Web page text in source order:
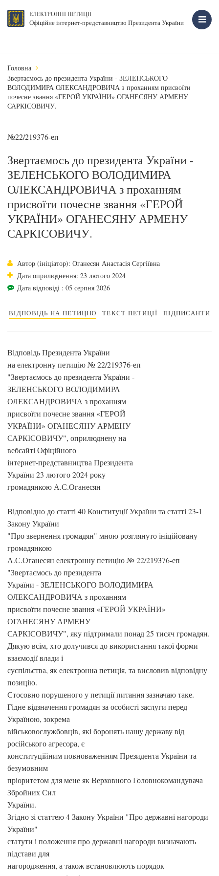
ЕЛЕКТРОННІ ПЕТИЦІЇ
Офіційне інтернет-представництво Президента України
Головна
Звертаємось до президента України - ЗЕЛЕНСЬКОГО
ВОЛОДИМИРА ОЛЕКСАНДРОВИЧА з проханням присвоїти
почесне звання «ГЕРОЙ УКРАЇНИ» ОГАНЕСЯНУ АРМЕНУ
САРКІСОВИЧУ.
№22/219376-еп
Звертаємось до президента України -
ЗЕЛЕНСЬКОГО ВОЛОДИМИРА
ОЛЕКСАНДРОВИЧА з проханням
присвоїти почесне звання «ГЕРОЙ
УКРАЇНИ» ОГАНЕСЯНУ АРМЕНУ
САРКІСОВИЧУ.
Автор (ініціатор): Оганесян Анастасія Сергіївна
Дата оприлюднення: 23 лютого 2024
Дата відповіді : 05 серпня 2026
ВІДПОВІДЬ НА ПЕТИЦІЮ ТЕКСТ ПЕТИЦІЇ ПІДПИСАНТИ
Відповідь Президента України
на електронну петицію № 22/219376-еп
"Звертаємось до президента України -
ЗЕЛЕНСЬКОГО ВОЛОДИМИРА
ОЛЕКСАНДРОВИЧА з проханням
присвоїти почесне звання «ГЕРОЙ
УКРАЇНИ» ОГАНЕСЯНУ АРМЕНУ
САРКІСОВИЧУ", оприлюднену на
вебсайті Офіційного
інтернет-представництва Президента
України 23 лютого 2024 року
громадянкою А.С.Оганесян
Відповідно до статті 40 Конституції України та статті 23-1
Закону України
"Про звернення громадян" мною розглянуто ініційовану
громадянкою
А.С.Оганесян електронну петицію № 22/219376-еп
"Звертаємось до президента
України - ЗЕЛЕНСЬКОГО ВОЛОДИМИРА
ОЛЕКСАНДРОВИЧА з проханням
присвоїти почесне звання «ГЕРОЙ УКРАЇНИ»
ОГАНЕСЯНУ АРМЕНУ
САРКІСОВИЧУ", яку підтримали понад 25 тисяч громадян.
Дякую всім, хто долучився до використання такої форми
взаємодії влади і
суспільства, як електронна петиція, та висловив відповідну
позицію.
Стосовно порушеного у петиції питання зазначаю таке.
Гідне відзначення громадян за особисті заслуги перед
Україною, зокрема
військовослужбовців, які боронять нашу державу від
російського агресора, є
конституційним повноваженням Президента України та
безумовним
пріоритетом для мене як Верховного Головнокомандувача
Збройних Сил
України.
Згідно зі статтею 4 Закону України "Про державні нагороди
України"
статути і положення про державні нагороди визначають
підстави для
нагородження, а також встановлюють порядок